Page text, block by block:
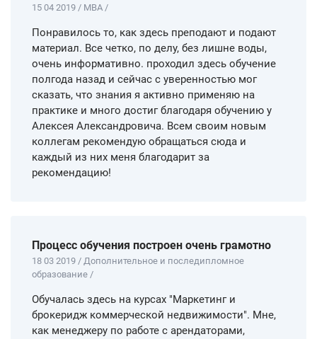
15 04 2019 / MBA /
Понравилось то, как здесь преподают и подают
материал. Все четко, по делу, без лишне воды,
очень информативно. проходил здесь обучение
полгода назад и сейчас с уверенностью мог
сказать, что знания я активно применяю на
практике и много достиг благодаря обучению у
Алексея Александровича. Всем своим новым
коллегам рекомендую обращаться сюда и
каждый из них меня благодарит за
рекомендацию!
Процесс обучения построен очень грамотно
18 03 2019 / Дополнительное и последипломное
образование /
Обучалась здесь на курсах "Маркетинг и
брокеридж коммерческой недвижимости". Мне,
как менеджеру по работе с арендаторами,